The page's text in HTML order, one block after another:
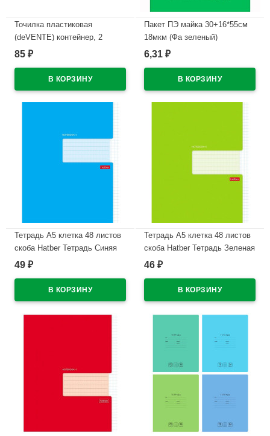
Точилка пластиковая
(deVENTE) контейнер, 2
отверстия арт.8031914 (Ст.12)
85 ₽
Пакет ПЭ майка 30+16*55см
18мкм (Фа зеленый)
В наличии
6,31 ₽
Тетрадь А5 клетка 48 листов
скоба Hatber Тетрадь Синяя
арт.48Т5В1_27561
49 ₽
Тетрадь А5 клетка 48 листов
скоба Hatber Тетрадь Зеленая
арт.48Т5В1_27563
46 ₽